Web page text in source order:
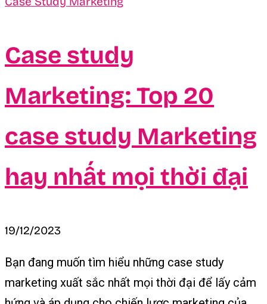
Case study
Marketing: Top 20
case study Marketing
hay nhất mọi thời đại
19/12/2023
Bạn đang muốn tìm hiểu những case study
marketing xuất sắc nhất mọi thời đại để lấy cảm